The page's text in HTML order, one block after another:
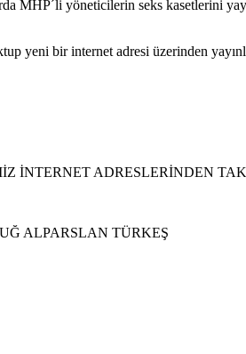
MHP´li yöneticilerin seks kasetlerini
yeni bir internet adresi üzerinden
İNTERNET ADRESLERİNDEN
ALPARSLAN TÜRKEŞ